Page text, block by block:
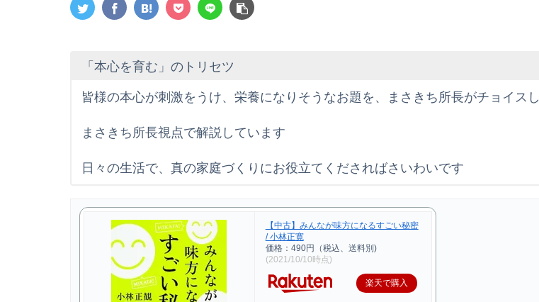
「本心を育む」のトリセツ
皆様の本心が刺激をうけ、栄養になりそうなお題を、まさきち所長がチョイスし
まさきち所長視点で解説しています
日々の生活で、真の家庭づくりにお役立てくださればさいわいです
【中古】みんなが味方になるすごい秘密
/ 小林正寛
価格：490円（税込、送料別)
(2021/10/10時点)
楽天で購入